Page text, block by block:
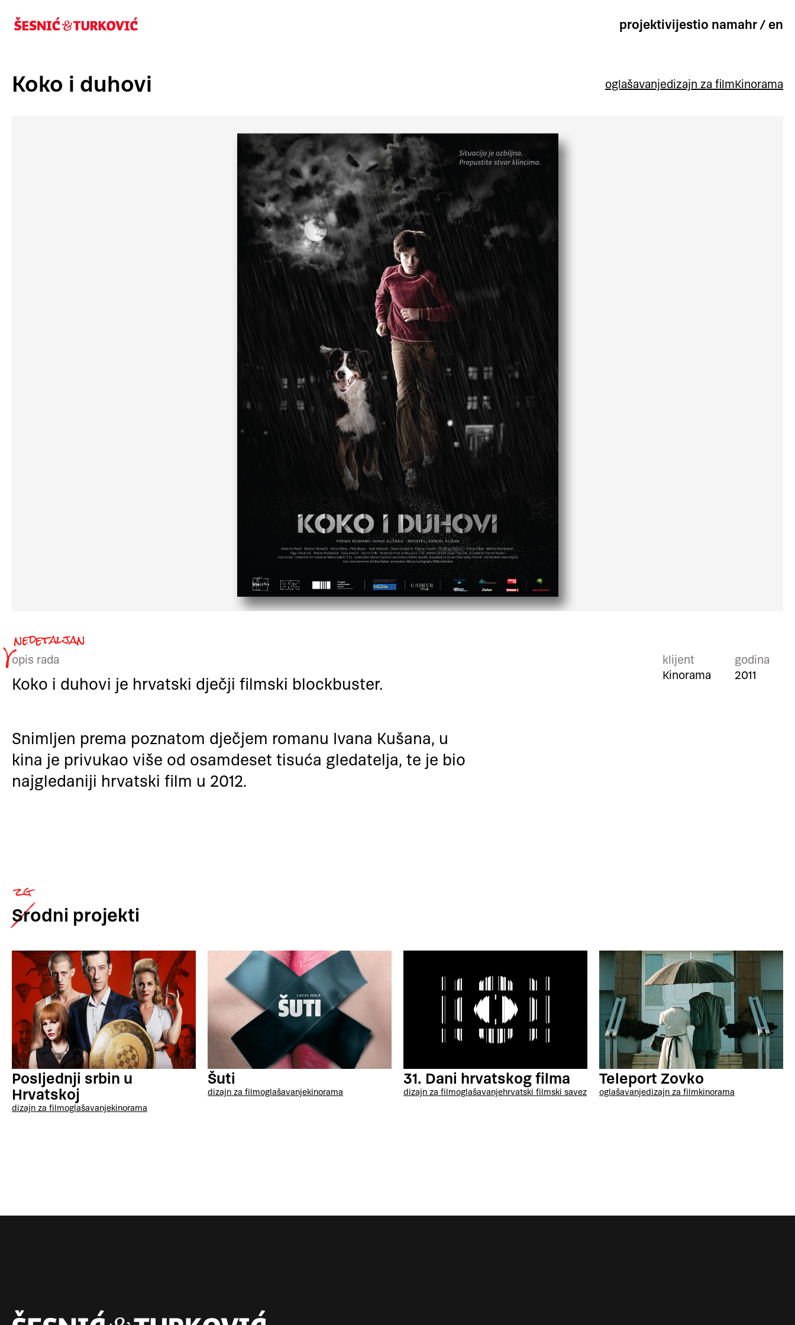
projektivijestio namahr/en
Koko i duhovi oglašavanjedizajn za filmKinorama
opis rada
Koko i duhovi je hrvatski dječji filmski blockbuster.
Snimljen prema poznatom dječjem romanu Ivana Kušana, u
kina je privukao više od osamdeset tisuća gledatelja, te je bio
najgledaniji hrvatski film u 2012.
klijent
Kinorama
godina
2011
Srodni projekti
Posljednji srbin u
Hrvatskoj
dizajn za filmoglašavanjekinorama
Šuti
dizajn za filmoglašavanjekinorama
31. Dani hrvatskog filma
dizajn za filmoglašavanjehrvatski filmski savez
Teleport Zovko
oglašavanjedizajn za filmkinorama